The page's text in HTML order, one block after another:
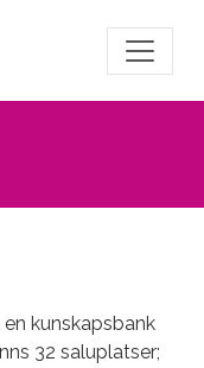
kunskapsbank
32 saluplatser;